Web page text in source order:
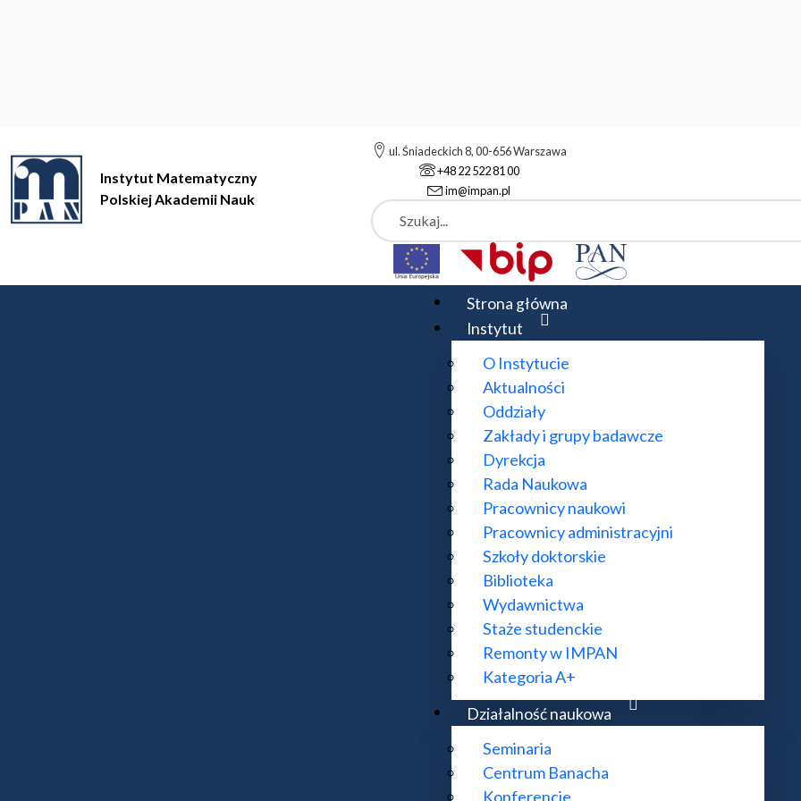
Instytut Matematyczny
Polskiej Akademii Nauk
ul. Śniadeckich 8, 00-656 Warszawa
+48 22 522 81 00
im@impan.pl
Szukaj
Strona główna
Instytut
O Instytucie
Aktualności
Oddziały
Zakłady i grupy badawcze
Dyrekcja
Rada Naukowa
Pracownicy naukowi
Pracownicy administracyjni
Szkoły doktorskie
Biblioteka
Wydawnictwa
Staże studenckie
Remonty w IMPAN
Kategoria A+
Działalność naukowa
Seminaria
Centrum Banacha
Konferencje
Metody wariacyjne i PDE
Równania Różniczkowe
Statystyka matematyczna i inne zastosowania
Instytut Matematyczny Polskiej Akademii Nauk Geometryczna Teoria Funkcji i Przekształceń
Geometryczna Teoria Funkcji i Przekształceń